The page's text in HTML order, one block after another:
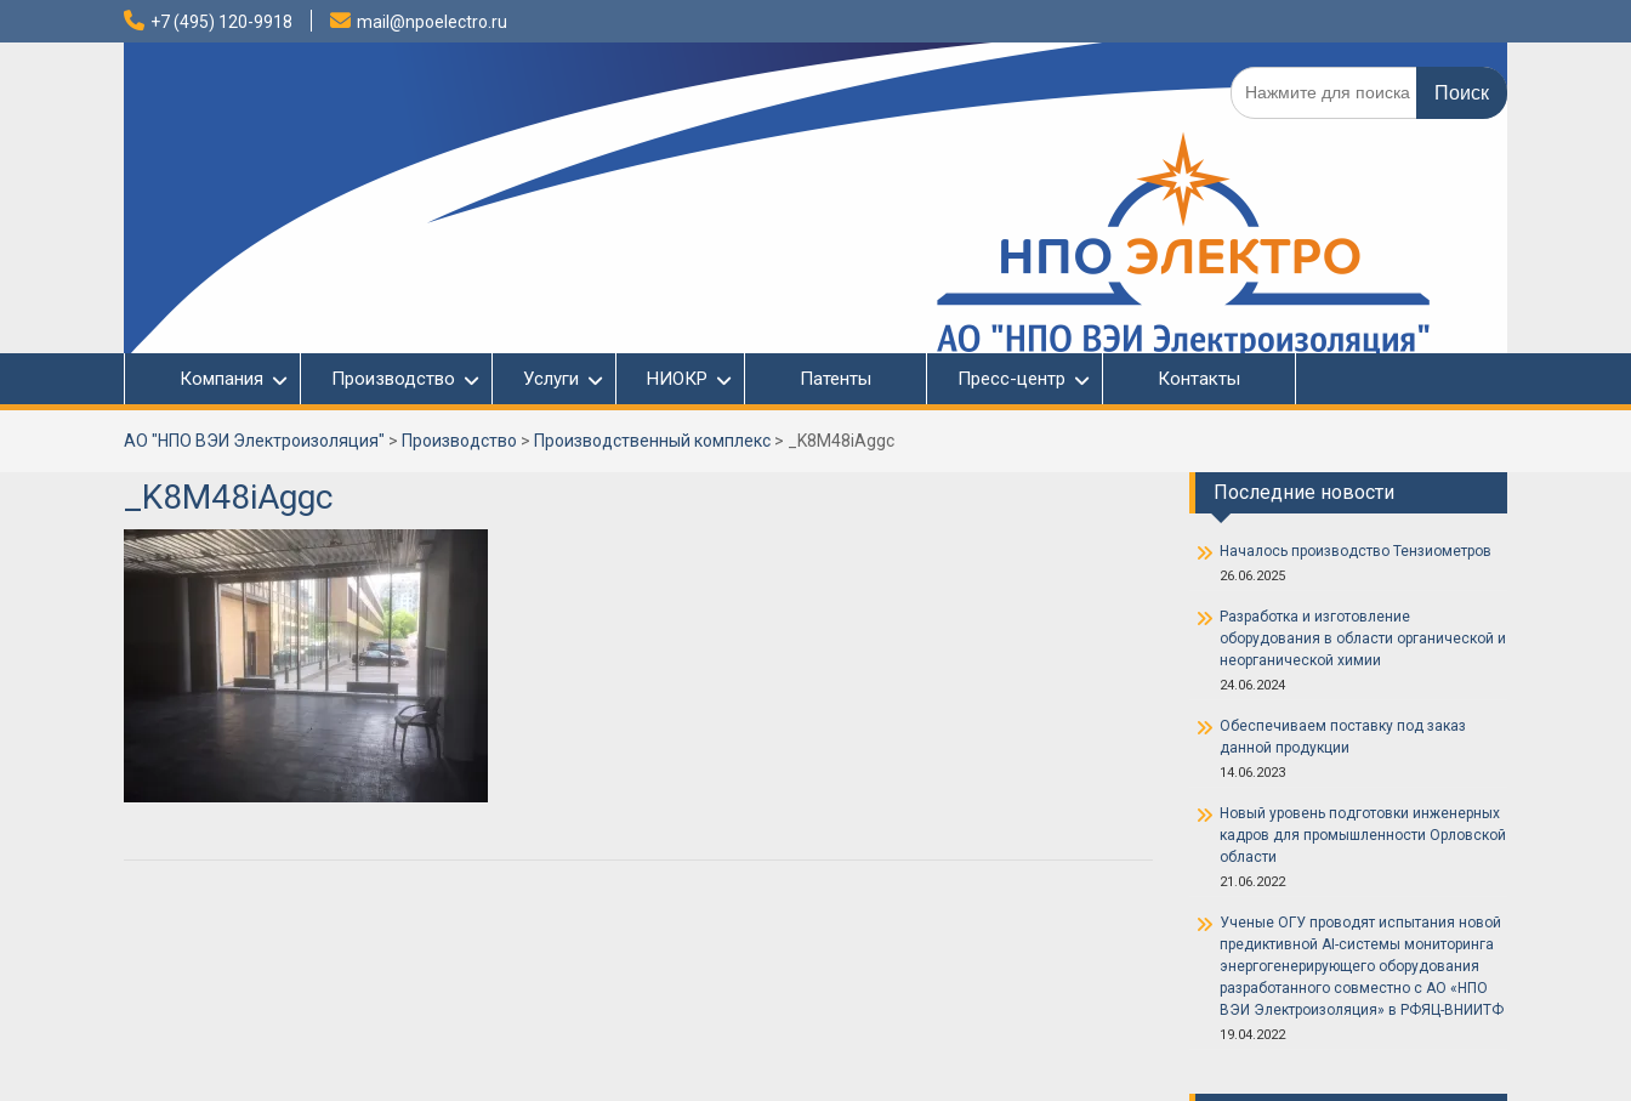
+7 (495) 120-9918 mail@npoelectro.ru
Поиск
по:
Компания Производство Услуги НИОКР Патенты Пресс-центр Контакты
АО "НПО ВЭИ Электроизоляция" > Производство > Производственный комплекс > _K8M48iAggc
_K8M48iAggc Последние новости
Началось производство Тензиометров
26.06.2025
Разработка и изготовление
оборудования в области органической и
неорганической химии
24.06.2024
Обеспечиваем поставку под заказ
данной продукции
14.06.2023
Новый уровень подготовки инженерных
кадров для промышленности Орловской
области
21.06.2022
Ученые ОГУ проводят испытания новой
предиктивной AI-системы мониторинга
энергогенерирующего оборудования
разработанного совместно с АО «НПО
ВЭИ Электроизоляция» в РФЯЦ-ВНИИТФ
19.04.2022